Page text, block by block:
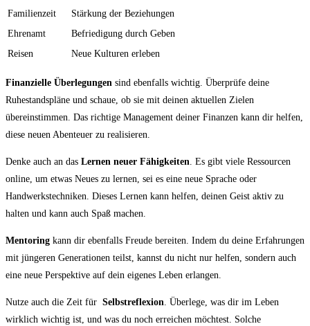
Familienzeit
Stärkung⁣ der Beziehungen
Ehrenamt
Befriedigung durch ‍Geben
Reisen
Neue ‌Kulturen erleben
Finanzielle Überlegungen sind ebenfalls wichtig. Überprüfe deine
Ruhestandspläne und schaue, ob sie mit deinen aktuellen Zielen
übereinstimmen. Das richtige Management deiner Finanzen kann dir helfen,
⁣diese neuen Abenteuer ‍zu realisieren.
Denke auch an das Lernen neuer Fähigkeiten. Es gibt viele Ressourcen⁤
online, um ⁤etwas Neues zu ⁤lernen, sei es eine neue‍ Sprache oder
Handwerkstechniken. Dieses Lernen ‍kann ‍helfen, deinen Geist aktiv zu
halten und kann auch Spaß ​machen.
Mentoring kann dir ebenfalls Freude bereiten. Indem du deine Erfahrungen
mit jüngeren Generationen teilst, kannst⁣ du⁢ nicht nur helfen, sondern ⁢auch
eine neue Perspektive auf dein eigenes Leben erlangen.
Nutze auch die Zeit für ​ Selbstreflexion.⁣ Überlege,‌ was dir im Leben
wirklich wichtig ist, und was du noch erreichen‍ möchtest. Solche